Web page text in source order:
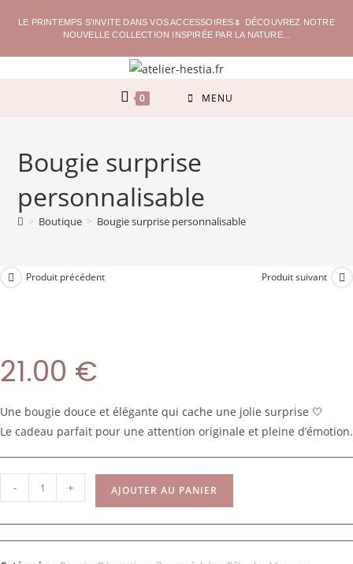
LE PRINTEMPS S'INVITE DANS VOS ACCESSOIRES🌷 DÉCOUVREZ NOTRE
NOUVELLE COLLECTION INSPIRÉE PAR LA NATURE...
0 MENU
Bougie surprise
personnalisable
> Boutique > Bougie surprise personnalisable
Produit précédent Produit suivant
21.00 €
Une bougie douce et élégante qui cache une jolie surprise 🤍
Le cadeau parfait pour une attention originale et pleine d’émotion.
- + AJOUTER AU PANIER